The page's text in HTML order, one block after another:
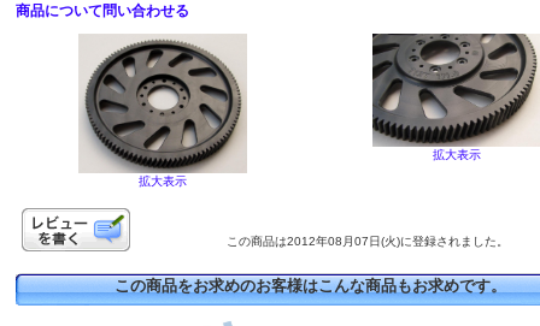
商品について問い合わせる
拡大表示
拡大表示
この商品は2012年08月07日(火)に登録されました。
この商品をお求めのお客様はこんな商品もお求めです。